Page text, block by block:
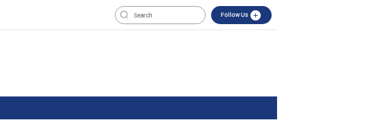
Follow Us